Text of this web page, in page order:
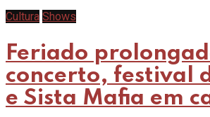
Cultura Shows
Feriado
concerto, festival
e Sista Mafia em